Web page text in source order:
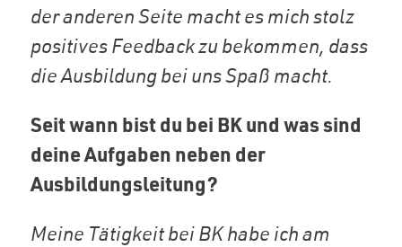
der anderen Seite macht es mich stolz
positives Feedback zu bekommen, dass
die Ausbildung bei uns Spaß macht.
Seit wann bist du bei BK und was sind
deine Aufgaben neben der
Ausbildungsleitung?
Meine Tätigkeit bei BK habe ich am